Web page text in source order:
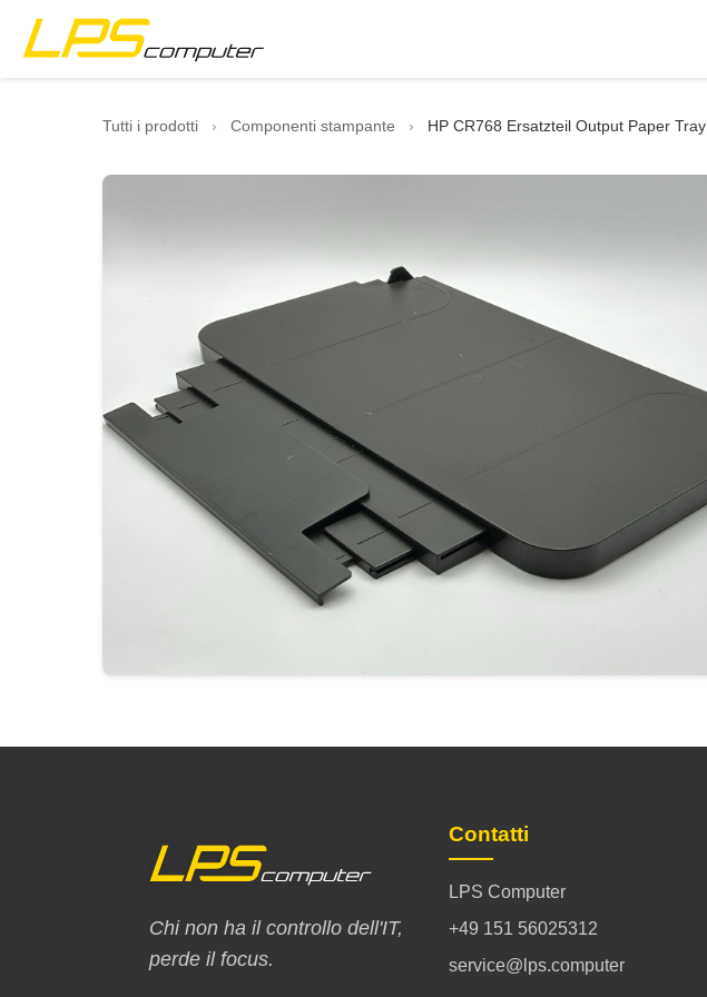
Tutti i prodotti › Componenti stampante › HP CR768 Ersatzteil Output Paper Tray
Chi non ha il controllo dell'IT,
perde il focus.
Contatti
LPS Computer
+49 151 56025312
service@lps.computer